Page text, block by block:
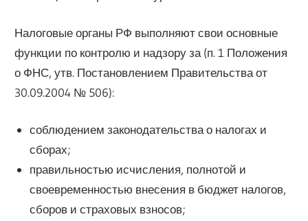
Налоговые органы РФ выполняют свои основные
функции по контролю и надзору за (п. 1 Положения
о ФНС, утв. Постановлением Правительства от
30.09.2004 № 506):
соблюдением законодательства о налогах и
сборах;
правильностью исчисления, полнотой и
своевременностью внесения в бюджет налогов,
сборов и страховых взносов;